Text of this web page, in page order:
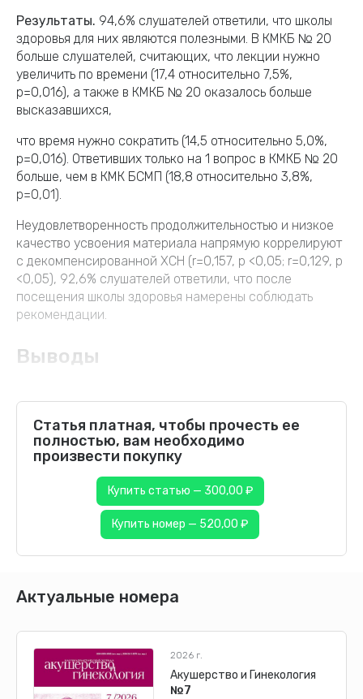
Результаты. 94,6% слушателей ответили, что школы
здоровья для них являются полезными. В КМКБ № 20
больше слушателей, считающих, что лекции нужно
увеличить по времени (17,4 относительно 7,5%,
р=0,016), а также в КМКБ № 20 оказалось больше
высказавшихся,
что время нужно сократить (14,5 относительно 5,0%,
р=0,016). Ответивших только на 1 вопрос в КМКБ № 20
больше, чем в КМК БСМП (18,8 относительно 3,8%,
р=0,01).
Неудовлетворенность продолжительностью и низкое
качество усвоения материала напрямую коррелируют
с декомпенсированной ХСН (r=0,157, p <0,05; r=0,129, p
<0,05), 92,6% слушателей ответили, что после
посещения школы здоровья намерены соблюдать
рекомендации.
Выводы
Статья платная, чтобы прочесть ее
полностью, вам необходимо
произвести покупку
Купить статью — 300,00 ₽
Купить номер — 520,00 ₽
Актуальные номера
2026 г.
Акушерство и Гинекология
№7